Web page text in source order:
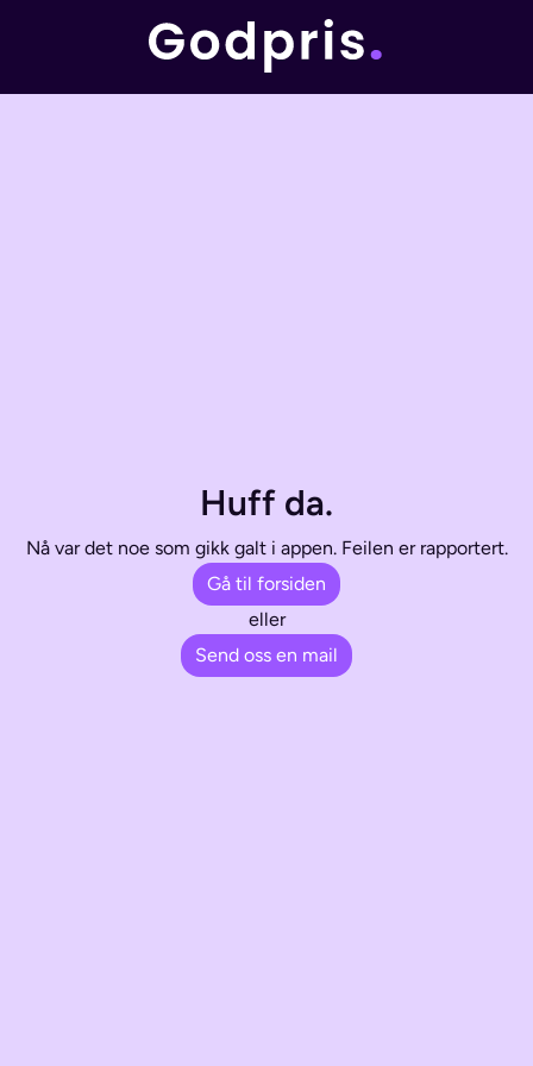
Huff da.
Nå var det noe som gikk galt i appen. Feilen er rapportert.
Gå til forsiden
eller
Send oss en mail